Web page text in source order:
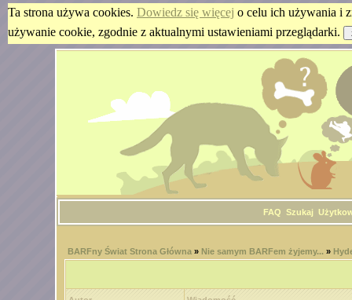
Ta strona używa cookies. Dowiedz się więcej o celu ich używania i
używanie cookie, zgodnie z aktualnymi ustawieniami przeglądarki.
FAQ Szukaj
BARFny Świat Strona Główna» Nie samym BARFem żyjemy... »